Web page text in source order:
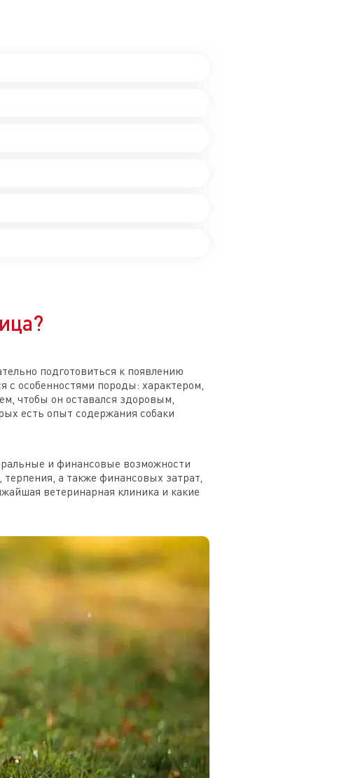
подготовиться к появлению
с особенностями породы: характером,
чтобы он оставался здоровым,
есть опыт содержания собаки
и финансовые возможности
а также финансовых затрат,
ветеринарная клиника и какие